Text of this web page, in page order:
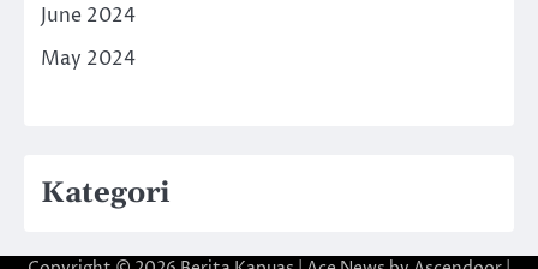
June 2024
May 2024
Kategori